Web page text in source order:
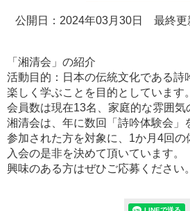
公開日：2024年03月30日 最終更
「湘清会」の紹介
活動目的：日本の伝統文化である詩
楽しく学ぶことを目的としています。
会員数は現在13名、家庭的な雰囲気
湘清会は、年に数回「詩吟体験会」
参加された方を対象に、1か月4回の
入会の是非を決めて頂いています。
興味のある方はぜひご応募ください。